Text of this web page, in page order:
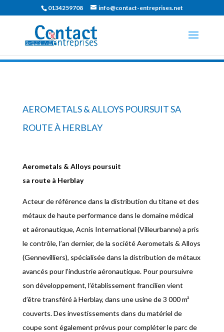
0134259708 info@contact-entreprises.net
AEROMETALS & ALLOYS POURSUIT SA
ROUTE À HERBLAY
Aerometals & Alloys poursuit
sa route à Herblay
Acteur de référence dans la distribution du titane et des
métaux de haute performance dans le domaine médical
et aéronautique, Acnis International (Villeurbanne) a pris
le contrôle, l’an dernier, de la société Aerometals & Alloys
(Gennevilliers), spécialisée dans la distribution de métaux
avancés pour l’industrie aéronautique. Pour poursuivre
son développement, l’établissement francilien vient
d’être transféré à Herblay, dans une usine de 3 000 m²
couverts. Des investissements dans du matériel de
coupe sont également prévus pour compléter le parc de